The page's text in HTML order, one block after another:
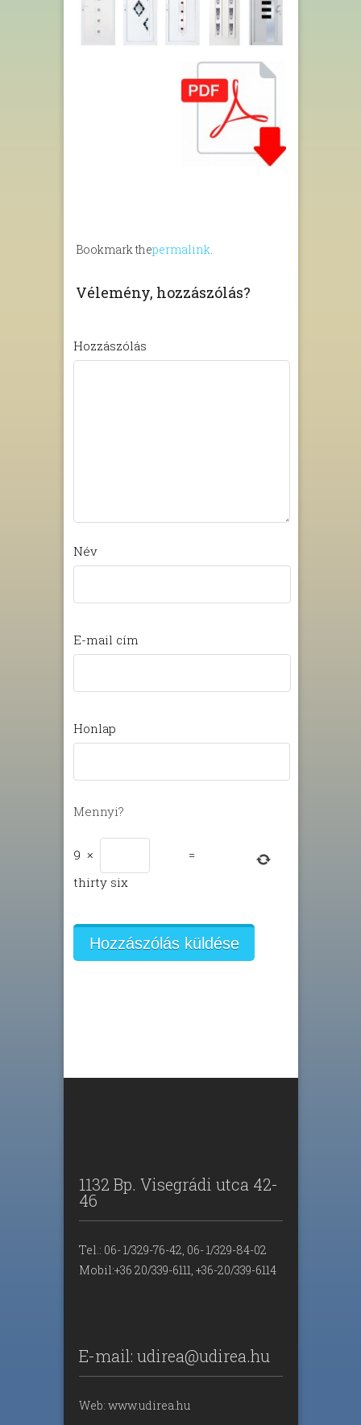
Bookmark thepermalink
Vélemény, hozzászólás?
Hozzászólás
Név
E-mail cím
Honlap
Mennyi?
9 ×
=
thirty six
1132 Bp. Visegrádi utca 42-
46
Tel.: 06- 1/329-76-42, 06- 1/329-84-02
Mobil:+36 20/339-6111, +36-20/339-6114
E-mail: udirea@udirea.hu
Web: www.udirea.hu